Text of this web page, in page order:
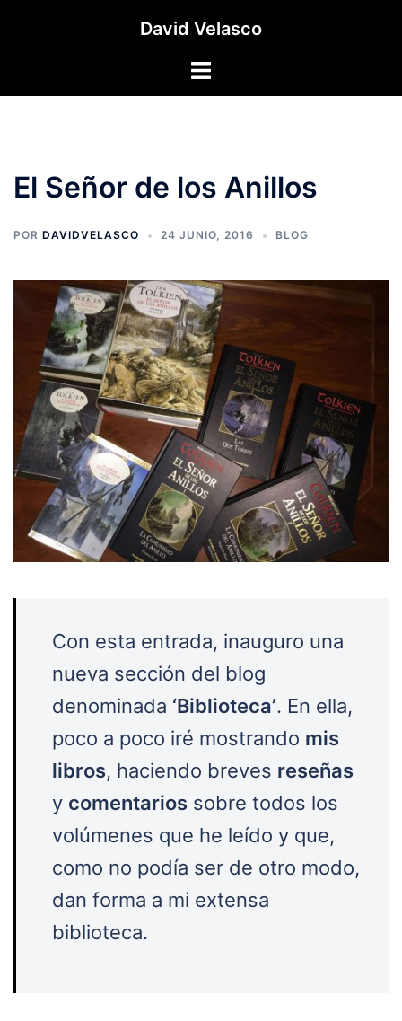
David Velasco
Alternar
El Señor de los Anillos
POR DAVIDVELASCO 24 JUNIO, 2016 BLOG
Con esta entrada, inauguro una
nueva sección del blog
denominada ‘Biblioteca’. En ella,
poco a poco iré mostrando mis
libros, haciendo breves reseñas
y comentarios sobre todos los
volúmenes que he leído y que,
como no podía ser de otro modo,
dan forma a mi extensa
biblioteca.